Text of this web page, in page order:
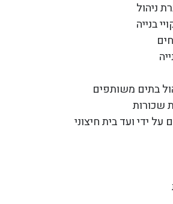
ניהול
בנייה
בתים משותפים
שכורות
על ידי ועד בית חיצוני